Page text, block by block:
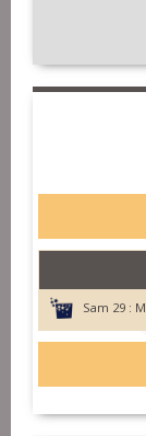
Sam 29 :